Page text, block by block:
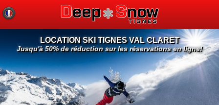
LOCATION SKI TIGNES VAL CLARET
Jusqu'à 50% de réduction sur les réservations en ligne!